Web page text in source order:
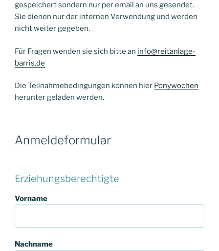
gespeichert sondern nur per email an uns gesendet.
Sie dienen nur der internen Verwendung und werden
nicht weiter gegeben.
Für Fragen wenden sie sich bitte an info@reitanlage-
barris.de
Die Teilnahmebedingungen können hier Ponywochen
herunter geladen werden.
Anmeldeformular
Erziehungsberechtigte
Vorname
Nachname